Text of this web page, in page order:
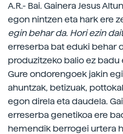
A.R.- Bai. Gainera Jesus
egon nintzen eta hark ere
egin behar da. Hori ezin
erreserba bat eduki behar
produzitzeko balio ez badu
Gure ondorengoek jakin
ahuntzak, betizuak,
egon direla eta daudela.
erreserba genetikoa ere
hemendik berrogei urtera